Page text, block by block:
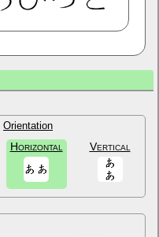
Orientation
Horizontal Vertical